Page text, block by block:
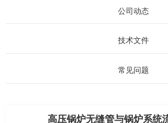
公司动态
技术文件
常见问题
高压锅炉无缝管与锅炉系统